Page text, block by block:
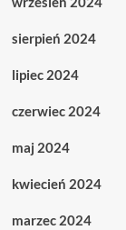
sierpień 2024
lipiec 2024
czerwiec 2024
maj 2024
kwiecień 2024
marzec 2024